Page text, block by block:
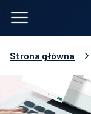
Strona główna